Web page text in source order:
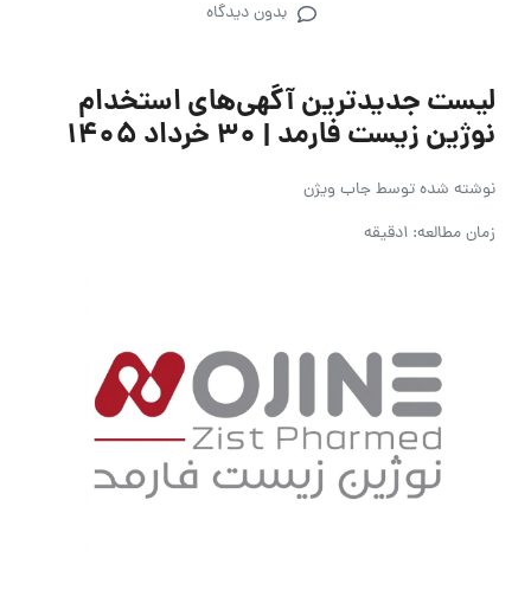
بدون دیدگاه
لیست جدیدترین آگهی‌های استخدام
نوژین زیست فارمد | ۳۰ خرداد ۱۴۰۵
نوشته شده توسطجاب ویژن
زمان مطالعه: 1دقیقه